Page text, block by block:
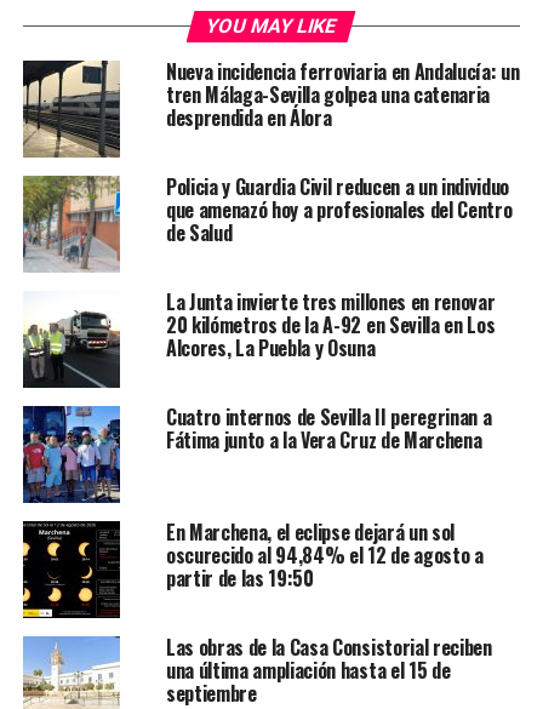
YOU MAY LIKE
Nueva incidencia ferroviaria en Andalucía: un
tren Málaga-Sevilla golpea una catenaria
desprendida en Álora
Policia y Guardia Civil reducen a un individuo
que amenazó hoy a profesionales del Centro
de Salud
La Junta invierte tres millones en renovar
20 kilómetros de la A-92 en Sevilla en Los
Alcores, La Puebla y Osuna
Cuatro internos de Sevilla II peregrinan a
Fátima junto a la Vera Cruz de Marchena
En Marchena, el eclipse dejará un sol
oscurecido al 94,84% el 12 de agosto a
partir de las 19:50
Las obras de la Casa Consistorial reciben
una última ampliación hasta el 15 de
septiembre